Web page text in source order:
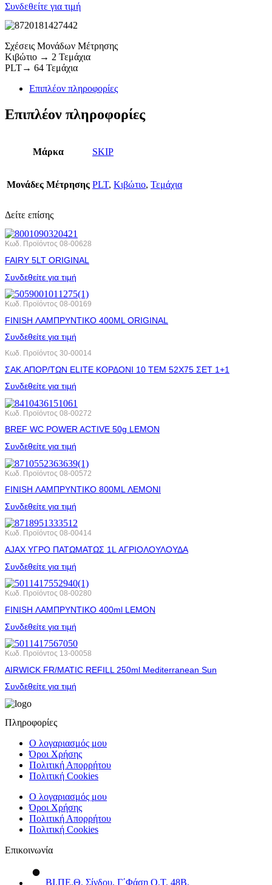
Συνδεθείτε για τιμή
Σχέσεις Μονάδων Μέτρησης
Κιβώτιο → 2 Τεμάχια
PLT→ 64 Τεμάχια
Επιπλέον πληροφορίες
Επιπλέον πληροφορίες
Μάρκα SKIP
Μονάδες Μέτρησης PLT, Κιβώτιο, Τεμάχια
Δείτε επίσης
Κωδ. Προϊόντος 08-00628
FAIRY 5LT ORIGINAL
Συνδεθείτε για τιμή
Κωδ. Προϊόντος 08-00169
FINISH ΛΑΜΠΡΥΝΤΙΚΟ 400ML ORIGINAL
Συνδεθείτε για τιμή
Κωδ. Προϊόντος 30-00014
ΣΑΚ.ΑΠΟΡ/ΤΩΝ ELITE ΚΟΡΔΟΝΙ 10 ΤΕΜ 52X75 ΣΕΤ 1+1
Συνδεθείτε για τιμή
Κωδ. Προϊόντος 08-00272
BREF WC POWER ACTIVE 50g LEMON
Συνδεθείτε για τιμή
Κωδ. Προϊόντος 08-00572
FINISH ΛΑΜΠΡΥΝΤΙΚΟ 800ML ΛΕΜΟΝΙ
Συνδεθείτε για τιμή
Κωδ. Προϊόντος 08-00414
AJAX ΥΓΡΟ ΠΑΤΩΜΑΤΩΣ 1L ΑΓΡΙΟΛΟΥΛΟΥΔΑ
Συνδεθείτε για τιμή
Κωδ. Προϊόντος 08-00280
FINISH ΛΑΜΠΡΥΝΤΙΚΟ 400ml LEMON
Συνδεθείτε για τιμή
Κωδ. Προϊόντος 13-00058
AIRWICK FR/MATIC REFILL 250ml Mediterranean Sun
Συνδεθείτε για τιμή
Πληροφορίες
Ο λογαριασμός μου
Όροι Χρήσης
Πολιτική Απορρήτου
Πολιτική Cookies
Ο λογαριασμός μου
Όροι Χρήσης
Πολιτική Απορρήτου
Πολιτική Cookies
Επικοινωνία
ΒΙ.ΠΕ.Θ. Σίνδου, Γ΄Φάση Ο.Τ. 48Β,